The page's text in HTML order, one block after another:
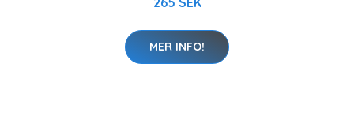
MER INFO!